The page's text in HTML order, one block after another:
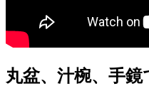
丸盆、汁椀、手鏡